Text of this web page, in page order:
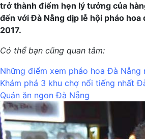
trở thành điểm hẹn lý tưởng của
đến với Đà Nẵng dịp lễ hội pháo hoa
2017.
Có thể bạn cũng quan tâm:
Những điểm xem pháo hoa Đà Nẵng
Khám phá 3 khu chợ nổi tiếng nhất
Quán ăn ngon Đà Nẵng